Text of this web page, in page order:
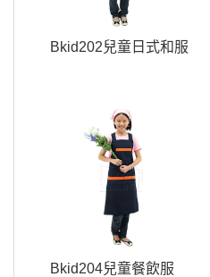
Bkid202兒童日式和服
Bkid204兒童餐飲服